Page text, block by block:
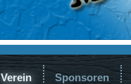
Verein Sponsoren